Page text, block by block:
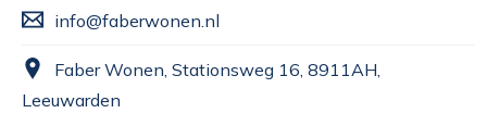
info@faberwonen.nl
Faber Wonen, Stationsweg 16, 8911AH,
Leeuwarden